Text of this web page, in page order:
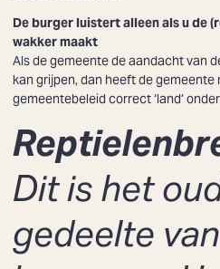
De burger luistert alleen als u de
wakker maakt
Als de gemeente de aandacht van
kan grijpen, dan heeft de gemeente
gemeentebeleid correct ‘land’
Dit is het
gedeelte